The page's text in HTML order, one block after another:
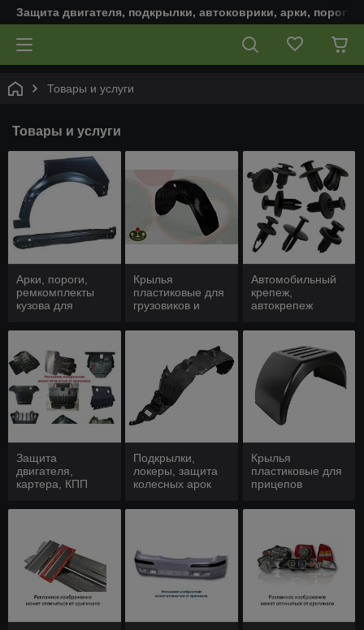
Защита двигателя, подкрылки, автоковрики, арки,
Товары и услуги
Товары и услуги
Арки, пороги,
ремкомплекты
кузова для
Крылья
пластиковые для
грузовиков и
авто
Автомобильный
крепеж,
автокрепеж
Защита
двигателя,
картера, КПП
Подкрылки,
локеры, защита
колесных арок
Крылья
пластиковые для
прицепов